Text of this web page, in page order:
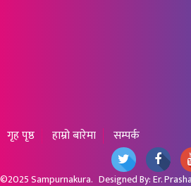
गृह पृष्ठ हाम्रो बारेमा सम्पर्क
©2025Sampurnakura. Designed By:Er.